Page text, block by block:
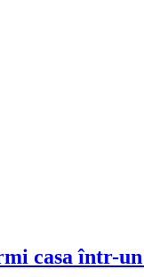
casa într-